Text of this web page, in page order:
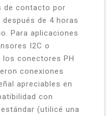
de contacto por
de 4 horas
Para aplicaciones
I2C o
los conectores PH
conexiones
apreciables en
con
(utilicé una